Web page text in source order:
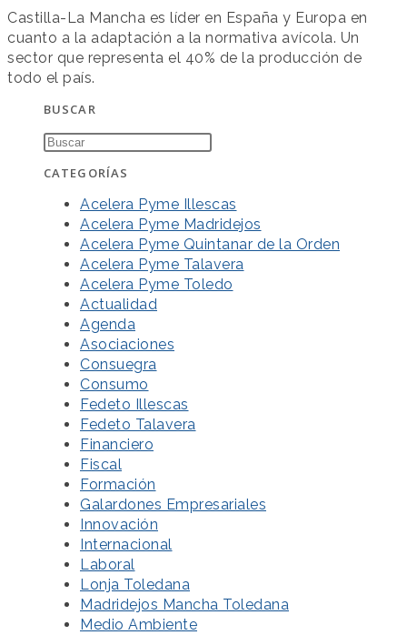
Castilla-La Mancha es líder en España y Europa en
cuanto a la adaptación a la normativa avícola. Un
sector que representa el 40% de la producción de
todo el país.
BUSCAR
CATEGORÍAS
Acelera Pyme Illescas
Acelera Pyme Madridejos
Acelera Pyme Quintanar de la Orden
Acelera Pyme Talavera
Acelera Pyme Toledo
Actualidad
Agenda
Asociaciones
Consuegra
Consumo
Fedeto Illescas
Fedeto Talavera
Financiero
Fiscal
Formación
Galardones Empresariales
Innovación
Internacional
Laboral
Lonja Toledana
Madridejos Mancha Toledana
Medio Ambiente